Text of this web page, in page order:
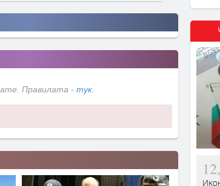
Правилата - тук.